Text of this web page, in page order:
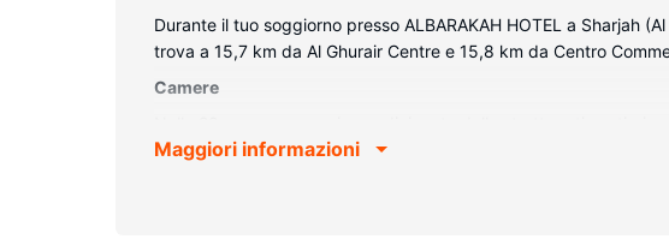
Durante il tuo soggiorno presso ALBARAKAH HOTEL a Sharjah
trova a 15,7 km da Al Ghurair Centre e 15,8 km da Centro
Camere
piuma e biancheria in cotone egiziano. Il Wi-Fi gratuito ti
Maggiori informazioni